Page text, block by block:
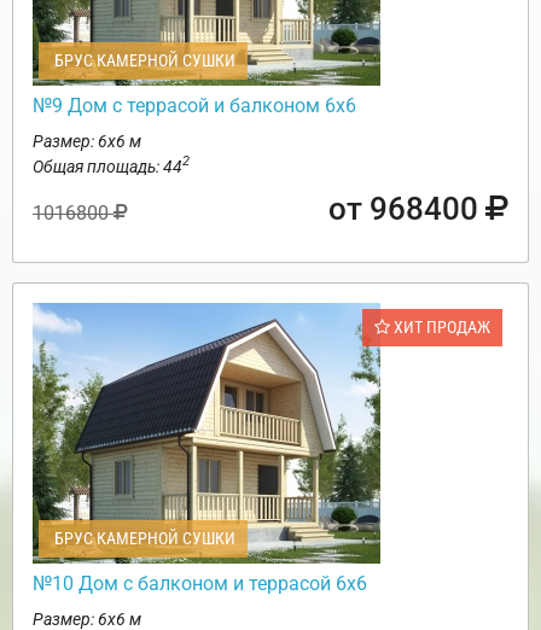
БРУС КАМЕРНОЙ СУШКИ
№9 Дом с террасой и балконом 6х6
Размер: 6х6 м
Общая площадь: 442
1016800 от 968400
ХИТ ПРОДАЖ
БРУС КАМЕРНОЙ СУШКИ
№10 Дом с балконом и террасой 6х6
Размер: 6х6 м